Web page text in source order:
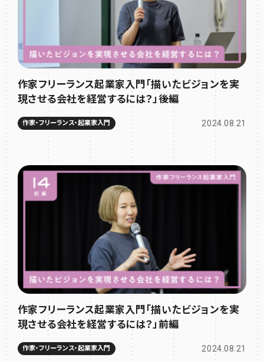
作家フリーランス起業家入門「描いたビジョンを実
現させる会社を経営するには？」後編
作家・フリーランス・起業家入門 2024.08.21
作家フリーランス起業家入門「描いたビジョンを実
現させる会社を経営するには？」前編
作家・フリーランス・起業家入門 2024.08.21